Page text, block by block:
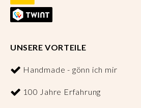
UNSERE VORTEILE
Handmade - gönn ich mir
100 Jahre Erfahrung